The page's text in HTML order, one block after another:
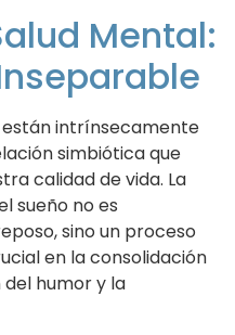
Mental:
están intrínsecamente
simbiótica que
calidad de vida. La
sueño no es
sino un proceso
en la consolidación
humor y la